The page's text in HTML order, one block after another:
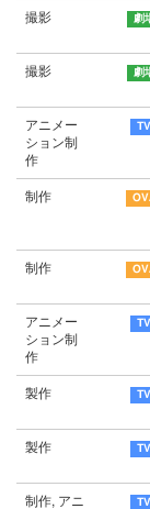
撮影
撮影
アニメー
ション制
作
制作
制作
アニメー
ション制
作
製作
製作
制作, アニ